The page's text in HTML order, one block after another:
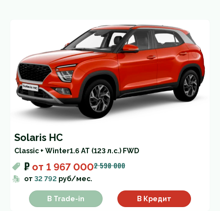
Solaris HC
Classic + Winter1.6 AT (123 л.с.) FWD
₽ от 1 967 0002 598 000
от 32 792 руб/мес.
В Trade-in В Кредит